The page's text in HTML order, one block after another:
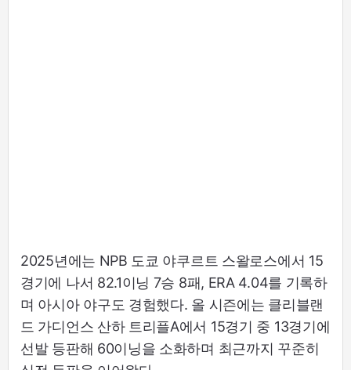
2025년에는 NPB 도쿄 야쿠르트 스왈로스에서 15
경기에 나서 82.1이닝 7승 8패, ERA 4.04를 기록하
며 아시아 야구도 경험했다. 올 시즌에는 클리블랜
드 가디언스 산하 트리플A에서 15경기 중 13경기에
선발 등판해 60이닝을 소화하며 최근까지 꾸준히